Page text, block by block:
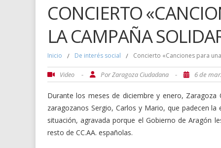
CONCIERTO
LA CAMPAÑA
Inicio / De interés social / Concierto «Canciones para
Video - PorZaragoza Ciudadana - 6 de
Durante los meses de diciembre y enero,
zaragozanos Sergio, Carlos y Mario, que padecen
situación, agravada porque el Gobierno de Aragón
resto de CC.AA. españolas.